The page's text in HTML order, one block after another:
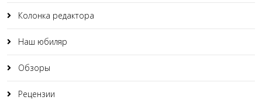
Колонка редактора
Наш юбиляр
Обзоры
Рецензии